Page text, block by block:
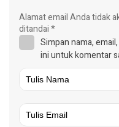
Alamat email Anda tidak
ditandai*
Simpan nama,
ini untuk komentar